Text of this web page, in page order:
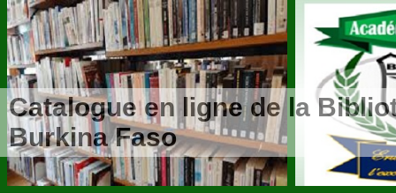
Catalogue en ligne de la
Burkina Faso